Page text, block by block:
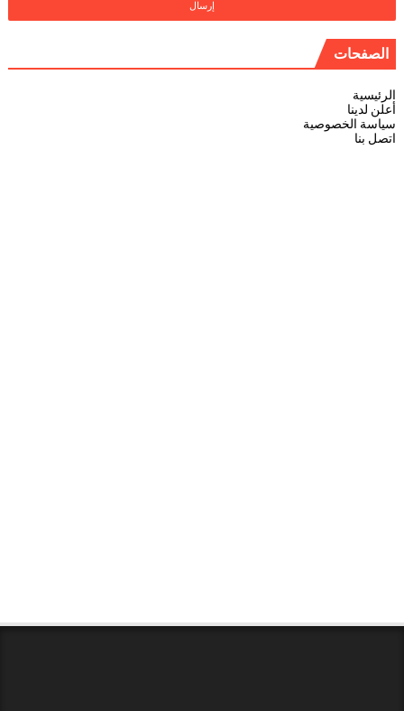
الصفحات
الرئيسية
أعلن لدينا
سياسة الخصوصية
اتصل بنا